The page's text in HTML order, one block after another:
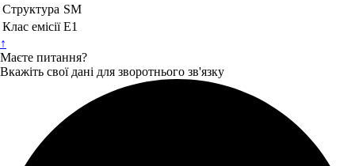
Структура SM
Клас емісії Е1
↑
Маєте питання?
Вкажіть свої дані для зворотнього зв'язку